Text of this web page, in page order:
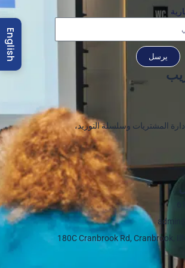
يرسل
المشتريات وسلسلة التوريد،
180C Cranbrook Rd, Cranbrook,
English